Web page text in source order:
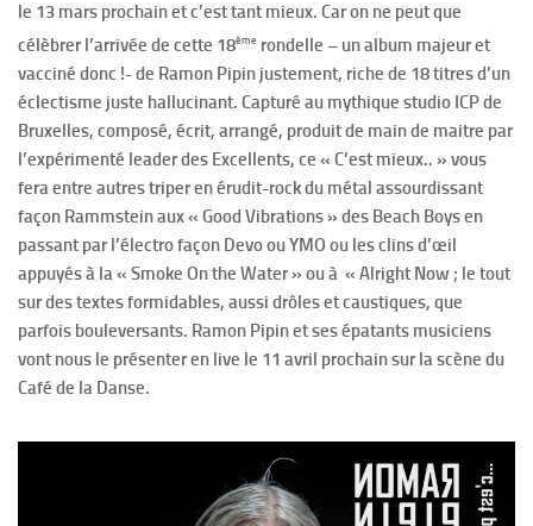
le 13 mars prochain et c’est tant mieux. Car on ne peut que
célèbrer l’arrivée de cette 18ème rondelle – un album majeur et
vacciné donc !- de Ramon Pipin justement, riche de 18 titres d’un
éclectisme juste hallucinant. Capturé au mythique studio ICP de
Bruxelles, composé, écrit, arrangé, produit de main de maitre par
l’expérimenté leader des Excellents, ce « C’est mieux.. » vous
fera entre autres triper en érudit-rock du métal assourdissant
façon Rammstein aux « Good Vibrations » des Beach Boys en
passant par l’électro façon Devo ou YMO ou les clins d’œil
appuyés à la « Smoke On the Water » ou à « Alright Now ; le tout
sur des textes formidables, aussi drôles et caustiques, que
parfois bouleversants. Ramon Pipin et ses épatants musiciens
vont nous le présenter en live le 11 avril prochain sur la scène du
Café de la Danse.